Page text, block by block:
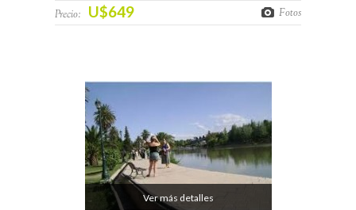
Precio: U$649 Fotos
Ver más detalles